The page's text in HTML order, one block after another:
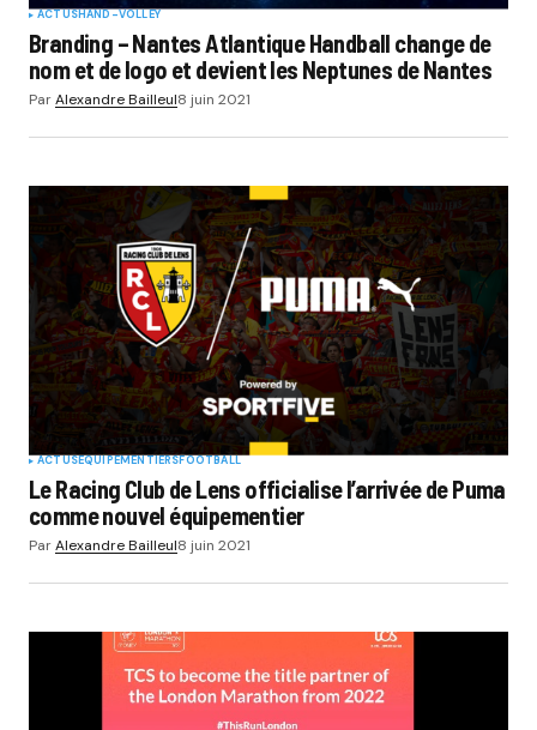
ACTUSHAND-VOLLEY
Branding – Nantes Atlantique Handball change de
nom et de logo et devient les Neptunes de Nantes
ParAlexandre Bailleul8 juin 2021
ACTUSEQUIPEMENTIERSFOOTBALL
Le Racing Club de Lens officialise l’arrivée de Puma
comme nouvel équipementier
ParAlexandre Bailleul8 juin 2021